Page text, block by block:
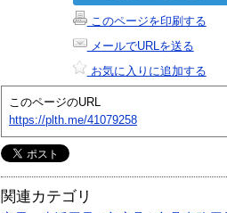
このページを印刷する
メールでURLを送る
お気に入りに追加する
このページのURL
https://plth.me/41079258
関連カテゴリ